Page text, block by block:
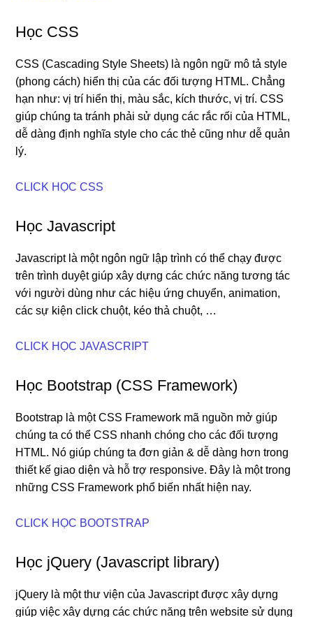
Học CSS
CSS (Cascading Style Sheets) là ngôn ngữ mô tả style
(phong cách) hiển thị của các đối tượng HTML. Chẳng
hạn như: vị trí hiển thị, màu sắc, kích thước, vị trí. CSS
giúp chúng ta tránh phải sử dụng các rắc rối của HTML,
dễ dàng định nghĩa style cho các thẻ cũng như dễ quản
lý.
CLICK HỌC CSS
Học Javascript
Javascript là một ngôn ngữ lập trình có thể chạy được
trên trình duyệt giúp xây dựng các chức năng tương tác
với người dùng như các hiệu ứng chuyển, animation,
các sự kiện click chuột, kéo thả chuột, …
CLICK HỌC JAVASCRIPT
Học Bootstrap (CSS Framework)
Bootstrap là một CSS Framework mã nguồn mở giúp
chúng ta có thể CSS nhanh chóng cho các đối tượng
HTML. Nó giúp chúng ta đơn giản & dễ dàng hơn trong
thiết kế giao diện và hỗ trợ responsive. Đây là một trong
những CSS Framework phổ biến nhất hiện nay.
CLICK HỌC BOOTSTRAP
Học jQuery (Javascript library)
jQuery là một thư viện của Javascript được xây dựng
giúp việc xây dựng các chức năng trên website sử dụng